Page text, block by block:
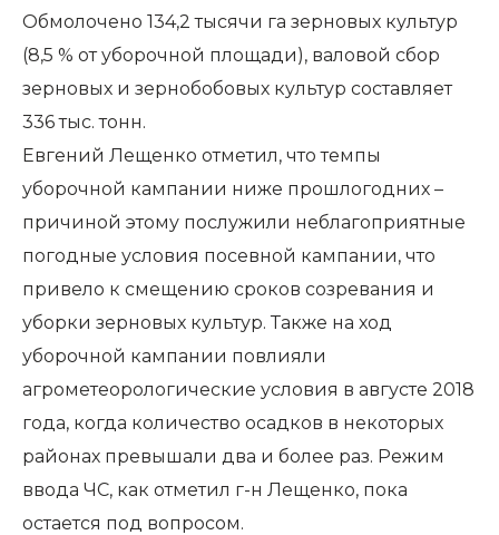
Обмолочено 134,2 тысячи га зерновых культур
(8,5 % от уборочной площади), валовой сбор
зерновых и зернобобовых культур составляет
336 тыс. тонн.
Евгений Лещенко отметил, что темпы
уборочной кампании ниже прошлогодних –
причиной этому послужили неблагоприятные
погодные условия посевной кампании, что
привело к смещению сроков созревания и
уборки зерновых культур. Также на ход
уборочной кампании повлияли
агрометеорологические условия в августе 2018
года, когда количество осадков в некоторых
районах превышали два и более раз. Режим
ввода ЧС, как отметил г-н Лещенко, пока
остается под вопросом.